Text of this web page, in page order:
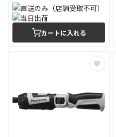
カートに入れる